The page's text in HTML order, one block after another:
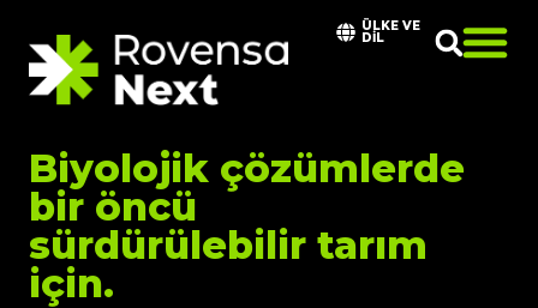
ÜLKE VE
DIL
Biyolojik çözümlerde
bir öncü
sürdürülebilir tarım
için.